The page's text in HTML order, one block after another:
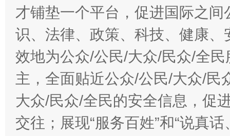
才铺垫一个平台，促进国际之
识、法律、政策、科技、健康
效地为公众/公民/大众/民众/全
主，全面贴近公众/公民/大众/民
大众/民众/全民的安全信息，促
交往；展现“服务百姓”和“说真